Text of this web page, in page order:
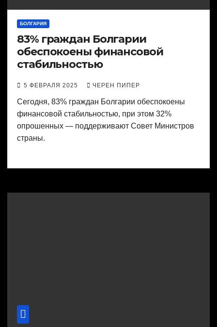
БОЛГАРИЯ
83% граждан Болгарии
обеспокоены финансовой
стабильностью
5 ФЕВРАЛЯ 2025 ЧЕРЕН ПИПЕР
Сегодня, 83% граждан Болгарии обеспокоены
финансовой стабильностью, при этом 32%
опрошенных — поддерживают Совет Министров
страны.